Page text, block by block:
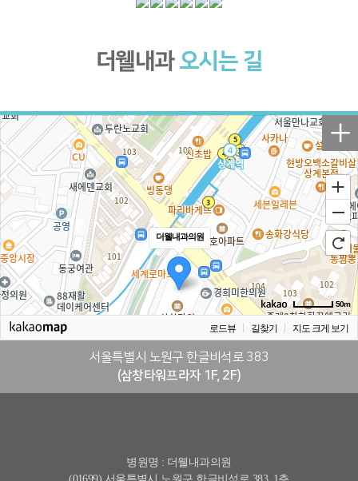
더웰내과오시는 길
+
더웰내과의원
50m
로드뷰 길찾기 지도 크게 보기
서울특별시 노원구 한글비석로 383
(삼창타워프라자 1F, 2F)
병원명 : 더웰내과의원